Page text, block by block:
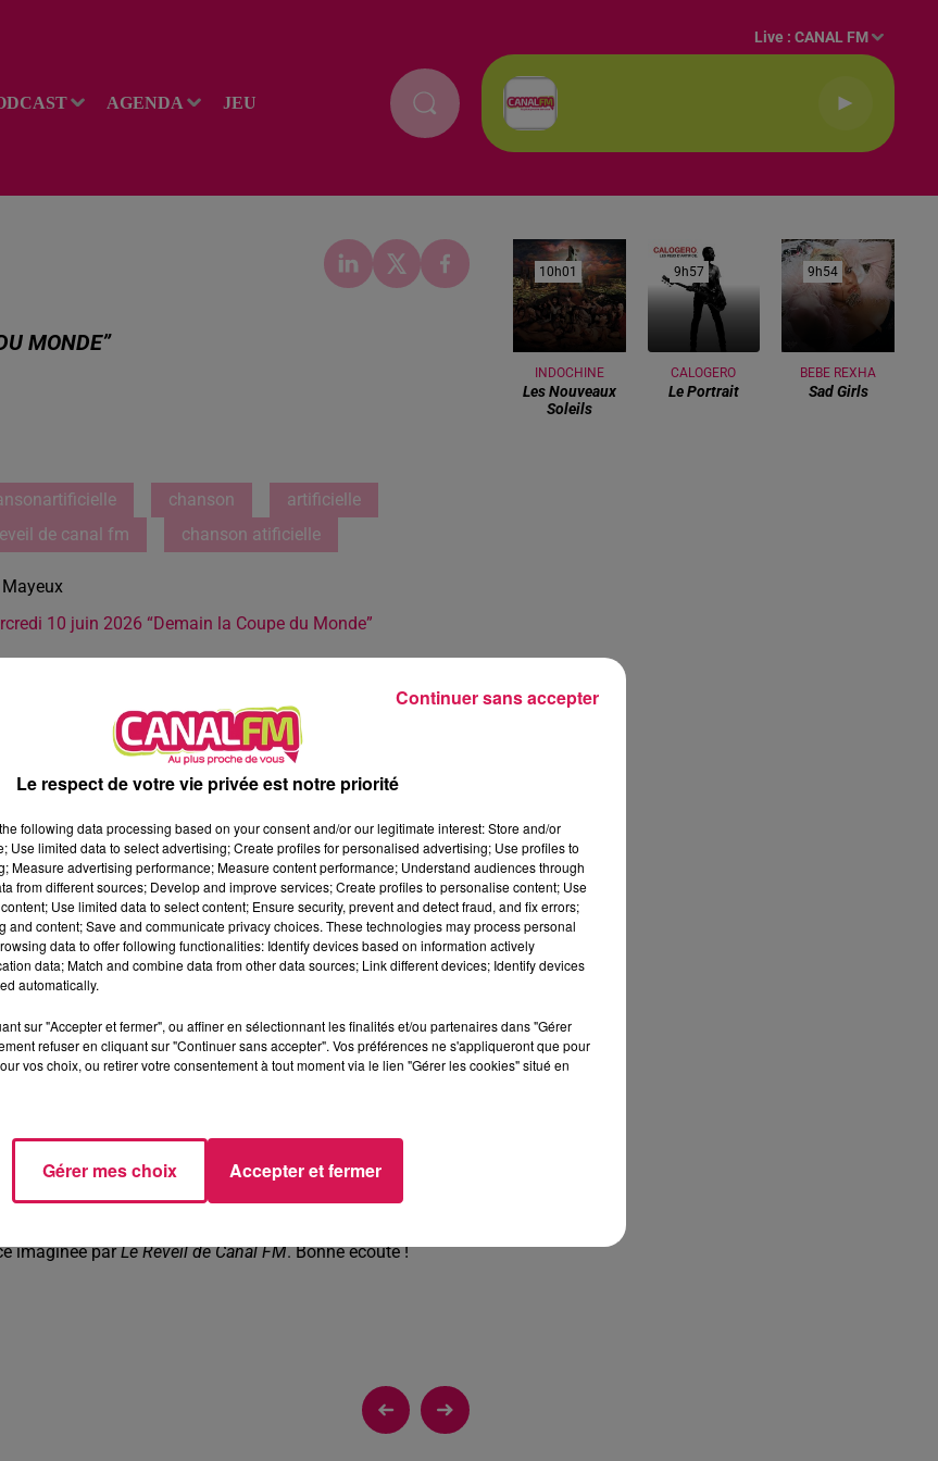
AGENDA JEU
Live :CANAL FM
MONDE”
chanson
artificielle
de canal fm
chanson atificielle
10 juin 2026 “Demain la Coupe du Monde”
2 min 49 sec
FMs’amuse avec une création musicale réalisée avec
l’autre regarde arriver la compétition avec beaucoup
imaginée parLe Réveil de Canal FM. Bonne écoute !
10h01
10h01
INDOCHINE
Les Nouveaux
Soleils
9h57
9h57
CALOGERO
Le Portrait
9h54
9h54
BEBE REXHA
Sad Girls
Le respect de votre vie privée est notre priorité
following data processing based on your consent and/or our legitimate interest: Store and/or
Use limited data to select advertising; Create profiles for personalised advertising; Use profiles to
Measure advertising performance; Measure content performance; Understand audiences through
from different sources; Develop and improve services; Create profiles to personalise content; Use
Use limited data to select content; Ensure security, prevent and detect fraud, and fix errors;
and content; Save and communicate privacy choices. These technologies may process personal
data to offer following functionalities: Identify devices based on information actively
data; Match and combine data from other data sources; Link different devices; Identify devices
automatically.
sur "Accepter et fermer", ou affiner en sélectionnant les finalités et/ou partenaires dans "Gérer
refuser en cliquant sur "Continuer sans accepter". Vos préférences ne s'appliqueront que pour
vos choix, ou retirer votre consentement à tout moment via le lien "Gérer les cookies" situé en
Gérer mes choix Accepter et fermer
Continuer sans accepter